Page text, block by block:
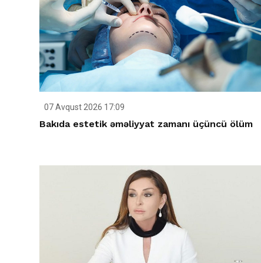
07 Avqust 2026 17:09
Bakıda estetik əməliyyat zamanı üçüncü ölüm